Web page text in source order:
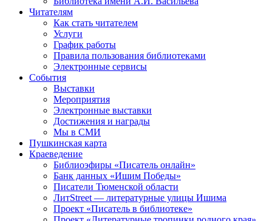
Читателям
Как стать читателем
Услуги
График работы
Правила пользования библиотеками
Электронные сервисы
События
Выставки
Мероприятия
Электронные выставки
Достижения и награды
Мы в СМИ
Пушкинская карта
Краеведение
Библиоэфиры «Писатель онлайн»
Банк данных «Ишим Победы»
Писатели Тюменской области
ЛитStreet — литературные улицы Ишима
Проект «Писатель в библиотеке»